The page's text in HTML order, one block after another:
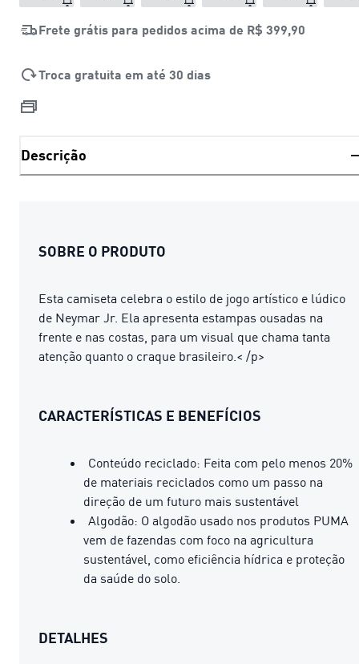
Frete grátis para pedidos acima de R$ 399,90
Troca gratuita em até 30 dias
Descrição
SOBRE O PRODUTO
Esta camiseta celebra o estilo de jogo artístico e lúdico
de Neymar Jr. Ela apresenta estampas ousadas na
frente e nas costas, para um visual que chama tanta
atenção quanto o craque brasileiro.< /p>
CARACTERÍSTICAS E BENEFÍCIOS
Conteúdo reciclado: Feita com pelo menos 20%
de materiais reciclados como um passo na
direção de um futuro mais sustentável
Algodão: O algodão usado nos produtos PUMA
vem de fazendas com foco na agricultura
sustentável, como eficiência hídrica e proteção
da saúde do solo.
DETALHES